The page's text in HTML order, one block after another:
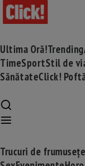
Ultima Oră!Trending
TimeSportStil de
SănătateClick!
Trucuri de frumusețe